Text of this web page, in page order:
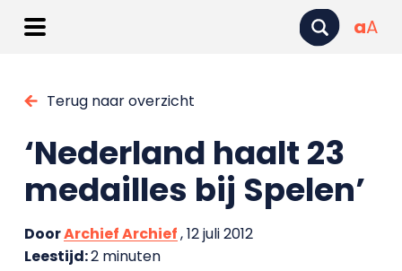
aA
Terug naar overzicht
‘Nederland haalt 23
medailles bij Spelen’
DoorArchief Archief, 12 juli 2012
Leestijd:2 minuten